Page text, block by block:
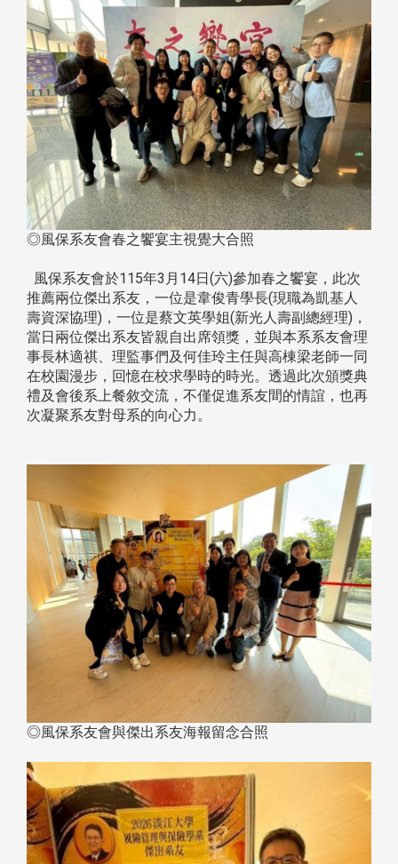
◎風保系友會春之饗宴主視覺大合照
風保系友會於115年3月14日(六)參加春之饗宴，此次
推薦兩位傑出系友，一位是韋俊青學長(現職為凱基人
壽資深協理)，一位是蔡文英學姐(新光人壽副總經理)，
當日兩位傑出系友皆親自出席領獎，並與本系系友會理
事長林適祺、理監事們及何佳玲主任與高棟梁老師一同
在校園漫步，回憶在校求學時的時光。透過此次頒獎典
禮及會後系上餐敘交流，不僅促進系友間的情誼，也再
次凝聚系友對母系的向心力。
◎風保系友會與傑出系友海報留念合照